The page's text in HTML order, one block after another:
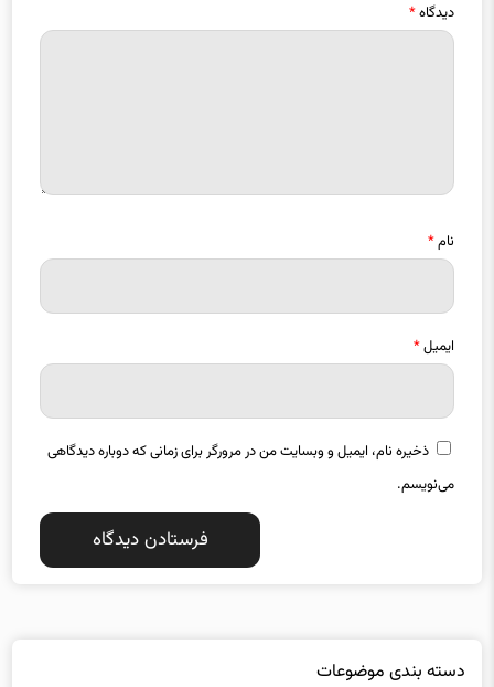
دیدگاه*
نام*
ایمیل*
ذخیره نام، ایمیل و وبسایت من در مرورگر برای زمانی که دوباره دیدگاهی
می‌نویسم.
دسته بندی موضوعات